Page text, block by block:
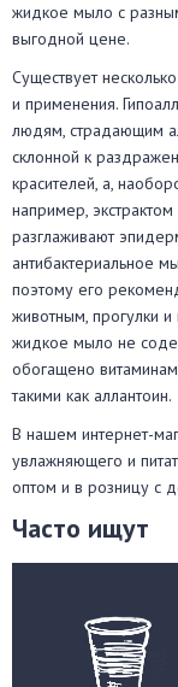
жидкое мыло с
выгодной цене.
Существует
и применения.
людям, страдающим
склонной к
красителей, а,
например,
разглаживают
антибактериальное
поэтому его
животным, прогулки
жидкое мыло не
обогащено
такими как аллантоин.
В нашем интернет-
увлажняющего и
оптом и в розницу с
Часто ищут